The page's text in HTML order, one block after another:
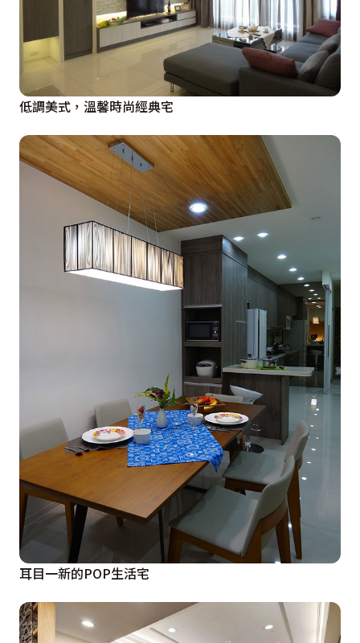
低調美式，溫馨時尚經典宅
耳目一新的POP生活宅